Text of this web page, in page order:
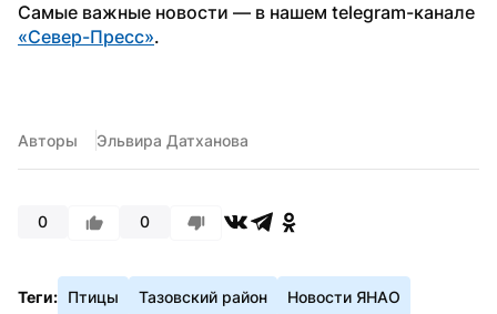
«Север-Пресс».
Авторы Эльвира Датханова
0 0
Теги: Птицы Тазовский район Новости ЯНАО